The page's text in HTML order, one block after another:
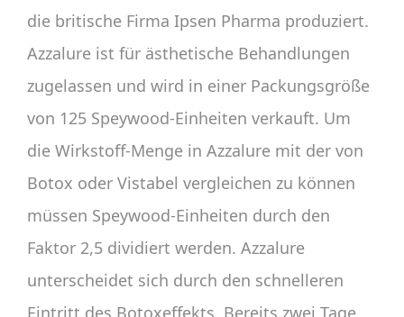
die britische Firma Ipsen Pharma produziert.
Azzalure ist für ästhetische Behandlungen
zugelassen und wird in einer Packungsgröße
von 125 Speywood-Einheiten verkauft. Um
die Wirkstoff-Menge in Azzalure mit der von
Botox oder Vistabel vergleichen zu können
müssen Speywood-Einheiten durch den
Faktor 2,5 dividiert werden. Azzalure
unterscheidet sich durch den schnelleren
Eintritt des Botoxeffekts. Bereits zwei Tage